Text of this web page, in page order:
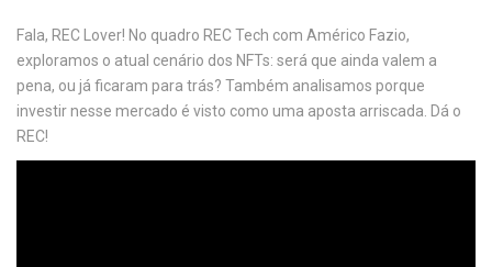
Fala, REC Lover! No quadro REC Tech com Américo Fazio,
exploramos o atual cenário dos NFTs: será que ainda valem a
pena, ou já ficaram para trás? Também analisamos porque
investir nesse mercado é visto como uma aposta arriscada. Dá o
REC!